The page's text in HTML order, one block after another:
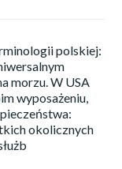
polskiej:
morzu. W USA
wyposażeniu,
okolicznych